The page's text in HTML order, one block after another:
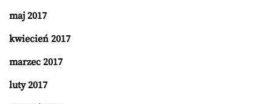
maj 2017
kwiecień 2017
marzec 2017
luty 2017